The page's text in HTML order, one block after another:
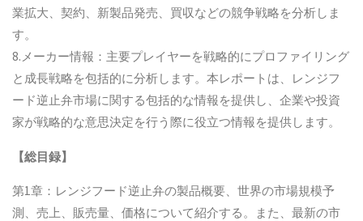
業拡大、契約、新製品発売、買収などの競争戦略を分析しま
す。
8.メーカー情報：主要プレイヤーを戦略的にプロファイリング
と成長戦略を包括的に分析します。本レポートは、レンジフ
ード逆止弁市場に関する包括的な情報を提供し、企業や投資
家が戦略的な意思決定を行う際に役立つ情報を提供します。
【総目録】
第1章：レンジフード逆止弁の製品概要、世界の市場規模予
測、売上、販売量、価格について紹介する。また、最新の市